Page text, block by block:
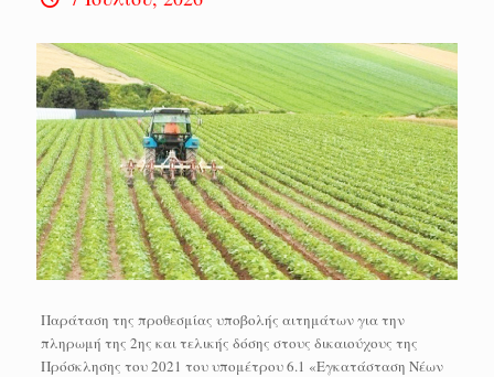
Παράταση της προθεσμίας υποβολής αιτημάτων για την
πληρωμή της 2ης και τελικής δόσης στους δικαιούχους της
Πρόσκλησης του 2021 του υπομέτρου 6.1 «Εγκατάσταση Νέων